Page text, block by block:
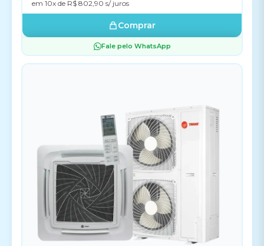
em 10x de R$ 802,90 s/ juros
Comprar
Fale pelo WhatsApp